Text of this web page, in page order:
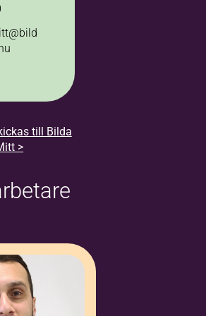
till Bilda
>